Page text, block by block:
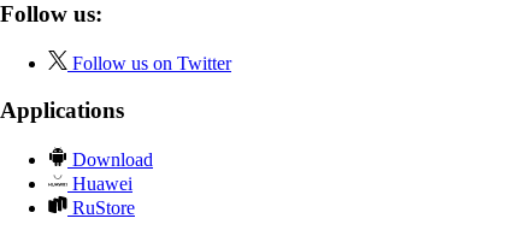
Follow us:
Follow us on Twitter
Applications
Download
Huawei
RuStore